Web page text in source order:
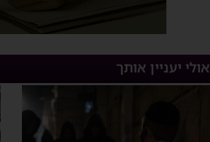
אולי יעניין אותך